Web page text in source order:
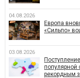
04.08.2026
Европа
«Сильпо»
03.08.2026
популярной
рекордным